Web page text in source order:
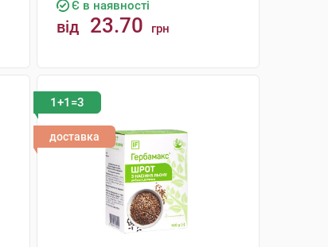
Є в наявності
від 23.70 грн
1+1=3
доставка